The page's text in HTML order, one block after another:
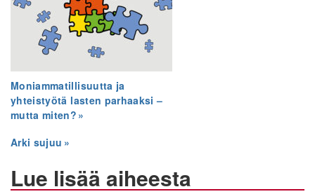
Moniammatillisuutta ja
yhteistyötä lasten parhaaksi –
mutta miten?
Arki sujuu
Lue lisää aiheesta